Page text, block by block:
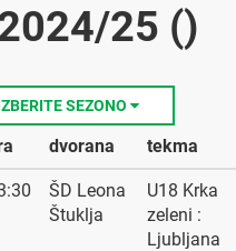
25 ()
SEZONO
dvorana tekma
ŠD Leona
Štuklja
U18 Krka
zeleni :
Ljubljana